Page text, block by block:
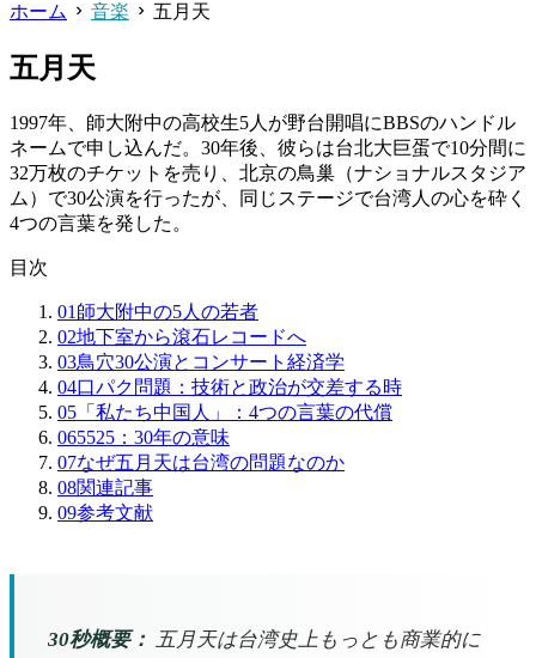
ホーム 音楽 五月天
五月天
1997年、師大附中の高校生5人が野台開唱にBBSのハンドル
ネームで申し込んだ。30年後、彼らは台北大巨蛋で10分間に
32万枚のチケットを売り、北京の鳥巢（ナショナルスタジア
ム）で30公演を行ったが、同じステージで台湾人の心を砕く
4つの言葉を発した。
目次
01 師大附中の5人の若者
02地下室から滾石レコードへ
03鳥穴30公演とコンサート経済学
04口パク問題：技術と政治が交差する時
05 「私たち中国人」：4つの言葉の代償
065525：30年の意味
07なぜ五月天は台湾の問題なのか
08関連記事
09参考文献
30秒概要： 五月天は台湾史上もっとも商業的に